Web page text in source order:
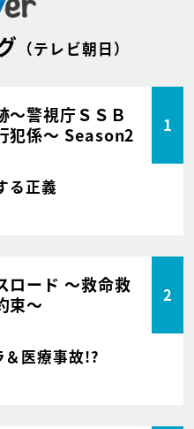
（テレビ朝日）
～警視庁ＳＳＢ
犯係～ Season2
1
る正義
ロード ～救命救
束～
2
医療事故!?